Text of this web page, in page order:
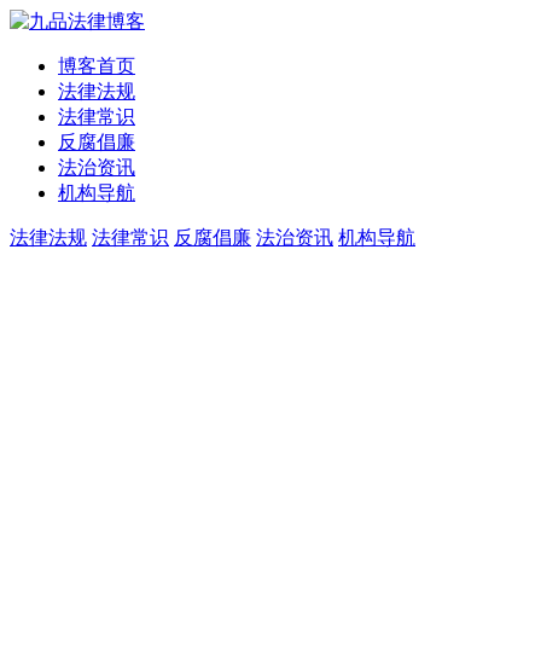
博客首页
法律法规
法律常识
反腐倡廉
法治资讯
机构导航
法律法规 法律常识 反腐倡廉 法治资讯 机构导航